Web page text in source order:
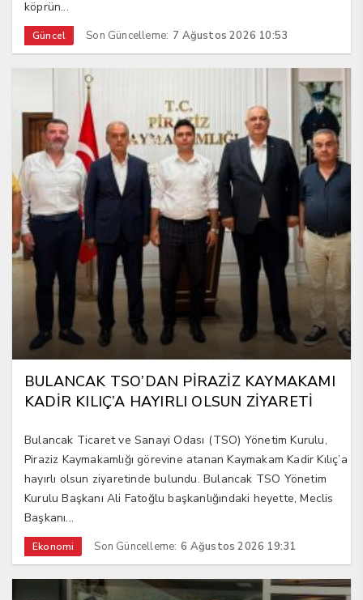
köprün...
Güncel Son Güncelleme: 7 Ağustos 2026 10:53
BULANCAK TSO’DAN PİRAZİZ KAYMAKAMI
KADİR KILIÇ’A HAYIRLI OLSUN ZİYARETİ
Bulancak Ticaret ve Sanayi Odası (TSO) Yönetim Kurulu,
Piraziz Kaymakamlığı görevine atanan Kaymakam Kadir Kılıç’a
hayırlı olsun ziyaretinde bulundu. Bulancak TSO Yönetim
Kurulu Başkanı Ali Fatoğlu başkanlığındaki heyette, Meclis
Başkanı...
Ekonomi Son Güncelleme: 6 Ağustos 2026 19:31